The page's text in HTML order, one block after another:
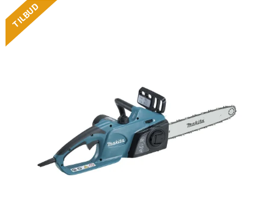
TILBUD